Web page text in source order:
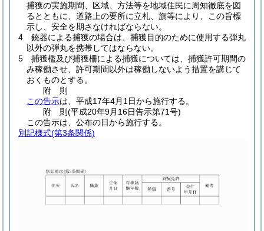
捕獲の実施期間、区域、方法等を地域住民に周知徹底を図
るとともに、道路上の要所に立札、旗等により、この旨標
示し、安全を期さなければならない。
4
銃器による捕獲の場合は、捕獲目的のために使用する弾丸
以外の弾丸を携帯してはならない。
5
捕獲檻及び捕獲柵による捕獲については、捕獲許可期間の
み稼働させ、許可期間以外は稼働しないよう措置を講じて
おくものとする。
附 則
この告示は、平成17年4月1日から施行する。
附 則(平成20年9月16日告示第71号)
この告示は、公布の日から施行する。
別記様式(第3条関係)